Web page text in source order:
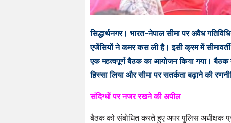
​सिद्धार्थनगर। भारत-नेपाल सीमा पर अवैध
एजेंसियों ने कमर कस ली है। इसी क्रम में
एक महत्वपूर्ण बैठक का आयोजन किया गया।
हिस्सा लिया और सीमा पर सतर्कता बढ़ाने की
संदिग्धों पर नजर रखने की अपील
​बैठक को संबोधित करते हुए अपर पुलिस अधीक्षक